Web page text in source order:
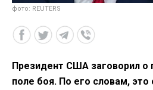
фото: REUTERS
Президент США заговорил о
поле боя. По его словам, это